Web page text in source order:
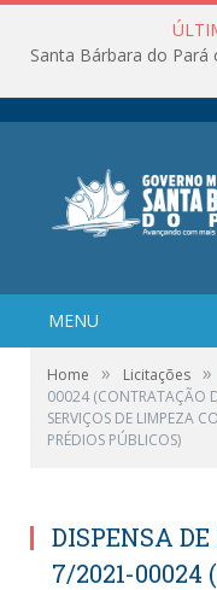
MENU
Home » Licitações »
00024 (CONTRATAÇÃO
SERVIÇOS DE LIMPEZA
PRÉDIOS PÚBLICOS)
DISPENSA
7/2021-00024